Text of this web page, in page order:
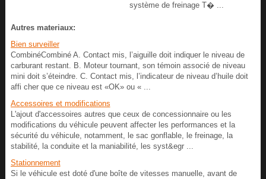
système de freinage T� ...
Autres materiaux:
Bien surveiller
CombinéCombiné A. Contact mis, l’aiguille doit indiquer le niveau de
carburant restant. B. Moteur tournant, son témoin associé de niveau
mini doit s’éteindre. C. Contact mis, l’indicateur de niveau d’huile doit
affi cher que ce niveau est «OK» ou « ...
Accessoires et modifications
L'ajout d'accessoires autres que ceux de concessionnaire ou les
modifications du véhicule peuvent affecter les performances et la
sécurité du véhicule, notamment, le sac gonflable, le freinage, la
stabilité, la conduite et la maniabilité, les syst&egr ...
Stationnement
Si le véhicule est doté d'une boîte de vitesses manuelle, avant de